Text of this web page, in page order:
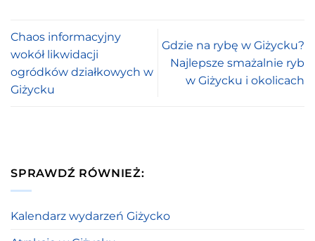
Chaos informacyjny
wokół likwidacji
ogródków działkowych w
Giżycku
Gdzie na rybę w Giżycku?
Najlepsze smażalnie ryb
w Giżycku i okolicach
SPRAWDŹ RÓWNIEŻ:
Kalendarz wydarzeń Giżycko